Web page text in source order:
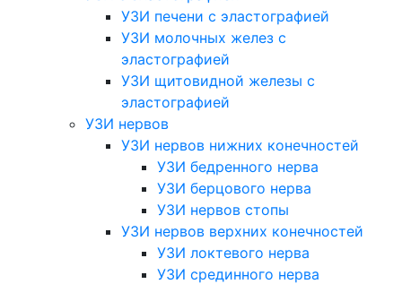
УЗИ печени с эластографией
УЗИ молочных желез с
эластографией
УЗИ щитовидной железы с
эластографией
УЗИ нервов
УЗИ нервов нижних конечностей
УЗИ бедренного нерва
УЗИ берцового нерва
УЗИ нервов стопы
УЗИ нервов верхних конечностей
УЗИ локтевого нерва
УЗИ срединного нерва